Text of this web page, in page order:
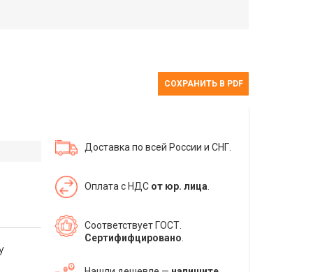
СОХРАНИТЬ В PDF
Доставка по всей России и СНГ.
Оплата с НДС от юр. лица
Соответствует ГОСТ.
Сертифифцировано